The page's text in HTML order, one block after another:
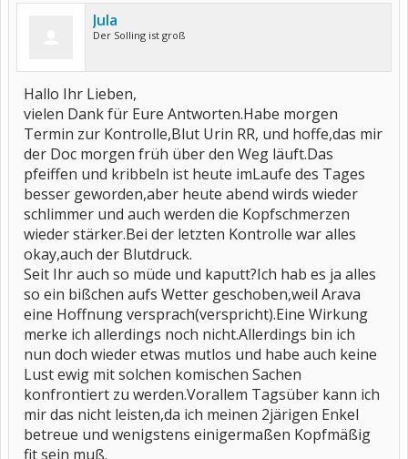
Jula
Der Solling ist groß
Hallo Ihr Lieben,
vielen Dank für Eure Antworten.Habe morgen
Termin zur Kontrolle,Blut Urin RR, und hoffe,das mir
der Doc morgen früh über den Weg läuft.Das
pfeiffen und kribbeln ist heute imLaufe des Tages
besser geworden,aber heute abend wirds wieder
schlimmer und auch werden die Kopfschmerzen
wieder stärker.Bei der letzten Kontrolle war alles
okay,auch der Blutdruck.
Seit Ihr auch so müde und kaputt?Ich hab es ja alles
so ein bißchen aufs Wetter geschoben,weil Arava
eine Hoffnung versprach(verspricht).Eine Wirkung
merke ich allerdings noch nicht.Allerdings bin ich
nun doch wieder etwas mutlos und habe auch keine
Lust ewig mit solchen komischen Sachen
konfrontiert zu werden.Vorallem Tagsüber kann ich
mir das nicht leisten,da ich meinen 2järigen Enkel
betreue und wenigstens einigermaßen Kopfmäßig
fit sein muß.